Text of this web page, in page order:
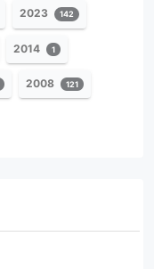
2023 142
2014 1
2008 121